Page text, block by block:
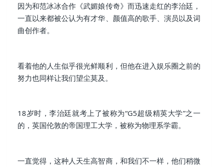
因为和范冰冰合作《武媚娘传奇》而迅速走红的李治廷，
一直以来都被公认为有才华、颜值高的歌手、演员以及词
曲创作者。
看着他的人生似乎很光鲜顺利，但他在进入娱乐圈之前的
努力也同样让我们望尘莫及。
18岁时，李治廷就考上了被称为“G5超级精英大学”之一
的，英国伦敦的帝国理工大学，被称为物理系学霸。
一直觉得，这种人天生高智商，和我们不一样，他们稍微